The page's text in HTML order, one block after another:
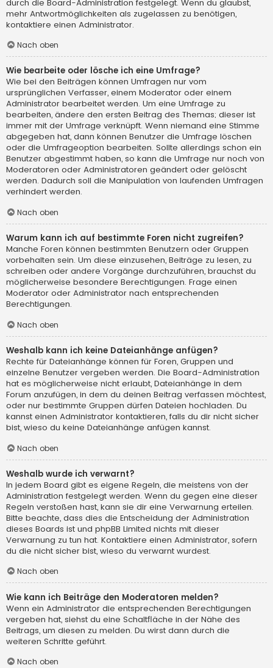
durch die Board-Administration festgelegt. Wenn du glaubst,
mehr Antwortmöglichkeiten als zugelassen zu benötigen,
kontaktiere einen Administrator.
Nach oben
Wie bearbeite oder lösche ich eine Umfrage?
Wie bei den Beiträgen können Umfragen nur vom
ursprünglichen Verfasser, einem Moderator oder einem
Administrator bearbeitet werden. Um eine Umfrage zu
bearbeiten, ändere den ersten Beitrag des Themas; dieser ist
immer mit der Umfrage verknüpft. Wenn niemand eine Stimme
abgegeben hat, dann können Benutzer die Umfrage löschen
oder die Umfrageoption bearbeiten. Sollte allerdings schon ein
Benutzer abgestimmt haben, so kann die Umfrage nur noch von
Moderatoren oder Administratoren geändert oder gelöscht
werden. Dadurch soll die Manipulation von laufenden Umfragen
verhindert werden.
Nach oben
Warum kann ich auf bestimmte Foren nicht zugreifen?
Manche Foren können bestimmten Benutzern oder Gruppen
vorbehalten sein. Um diese einzusehen, Beiträge zu lesen, zu
schreiben oder andere Vorgänge durchzuführen, brauchst du
möglicherweise besondere Berechtigungen. Frage einen
Moderator oder Administrator nach entsprechenden
Berechtigungen.
Nach oben
Weshalb kann ich keine Dateianhänge anfügen?
Rechte für Dateianhänge können für Foren, Gruppen und
einzelne Benutzer vergeben werden. Die Board-Administration
hat es möglicherweise nicht erlaubt, Dateianhänge in dem
Forum anzufügen, in dem du deinen Beitrag verfassen möchtest,
oder nur bestimmte Gruppen dürfen Dateien hochladen. Du
kannst einen Administrator kontaktieren, falls du dir nicht sicher
bist, wieso du keine Dateianhänge anfügen kannst.
Nach oben
Weshalb wurde ich verwarnt?
In jedem Board gibt es eigene Regeln, die meistens von der
Administration festgelegt werden. Wenn du gegen eine dieser
Regeln verstoßen hast, kann sie dir eine Verwarnung erteilen.
Bitte beachte, dass dies die Entscheidung der Administration
dieses Boards ist und phpBB Limited nichts mit dieser
Verwarnung zu tun hat. Kontaktiere einen Administrator, sofern
du die nicht sicher bist, wieso du verwarnt wurdest.
Nach oben
Wie kann ich Beiträge den Moderatoren melden?
Wenn ein Administrator die entsprechenden Berechtigungen
vergeben hat, siehst du eine Schaltfläche in der Nähe des
Beitrags, um diesen zu melden. Du wirst dann durch die
weiteren Schritte geführt.
Nach oben